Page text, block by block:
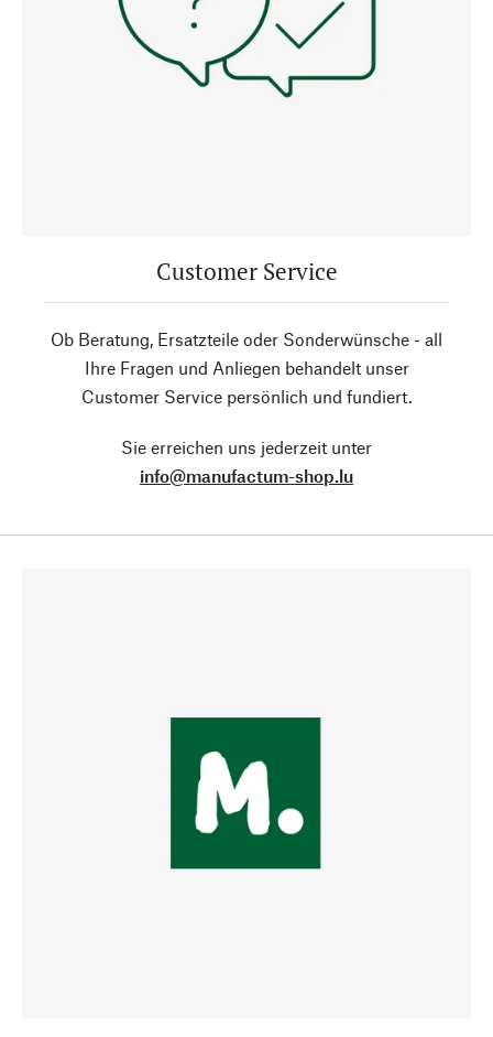
Customer Service
Ob Beratung, Ersatzteile oder Sonderwünsche - all
Ihre Fragen und Anliegen behandelt unser
Customer Service persönlich und fundiert.
Sie erreichen uns jederzeit unter
info@manufactum-shop.lu